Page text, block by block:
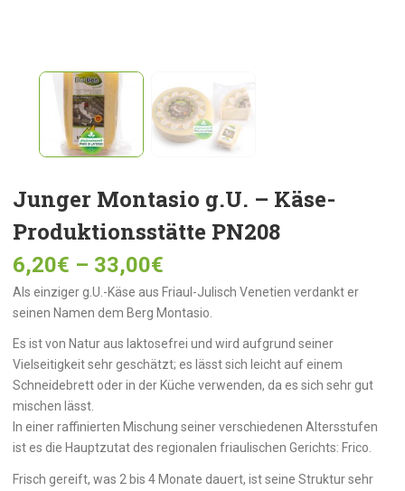
Junger Montasio g.U. – Käse-
Produktionsstätte PN208
6,20€ – 33,00€
Als einziger g.U.-Käse aus Friaul-Julisch Venetien verdankt er
seinen Namen dem Berg Montasio.
Es ist von Natur aus laktosefrei und wird aufgrund seiner
Vielseitigkeit sehr geschätzt; es lässt sich leicht auf einem
Schneidebrett oder in der Küche verwenden, da es sich sehr gut
mischen lässt.
In einer raffinierten Mischung seiner verschiedenen Altersstufen
ist es die Hauptzutat des regionalen friaulischen Gerichts: Frico.
Frisch gereift, was 2 bis 4 Monate dauert, ist seine Struktur sehr